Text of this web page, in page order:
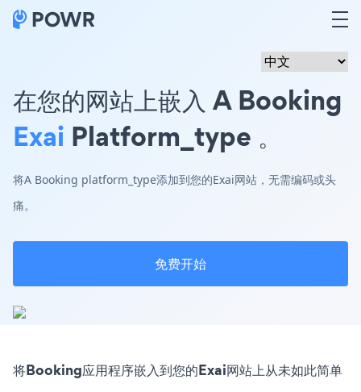
在您的网站上嵌入 A Booking
Exai Platform_type 。
将A Booking platform_type添加到您的Exai网站，无需编码或头
痛。
免费开始
将Booking应用程序嵌入到您的Exai网站上从未如此简单